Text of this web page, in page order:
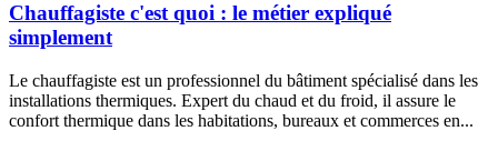
Chauffagiste c'est quoi : le métier expliqué
simplement
Le chauffagiste est un professionnel du bâtiment spécialisé dans les
installations thermiques. Expert du chaud et du froid, il assure le
confort thermique dans les habitations, bureaux et commerces en...